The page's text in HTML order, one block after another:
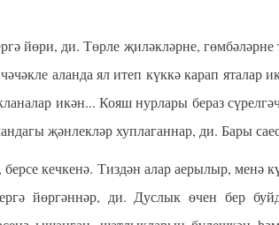
ди. Төрле җиләкләрне, гөмбәләрне
аланда ял итеп күккә карап яталар
икән... Кояш нурлары бераз
җәнлекләр хуплаганнар, ди. Бары
кечкенә. Тиздән алар аерылыр, менә
йөргәннәр, ди. Дуслык өчен бер